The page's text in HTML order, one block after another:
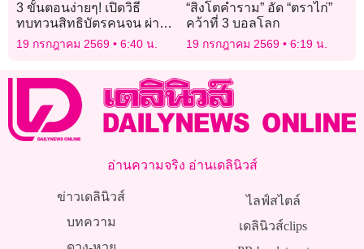
3 ขั้นตอนง่ายๆ! เปิดวิธี
ทบทวนสิทธิบัตรคนจน ผ่าน
แอป “ทางรัฐ”
19 กรกฎาคม 2569 6:40 น.
“สิงโตคำราม” อัด “ตราไก่”
คว้าที่ 3 บอลโลก
19 กรกฎาคม 2569 6:19 น.
อ่านความจริง อ่านเดลินิวส์
ข่าวเดลินิวส์
บทความ
ไลฟ์สไตล์
เดลินิวส์clips